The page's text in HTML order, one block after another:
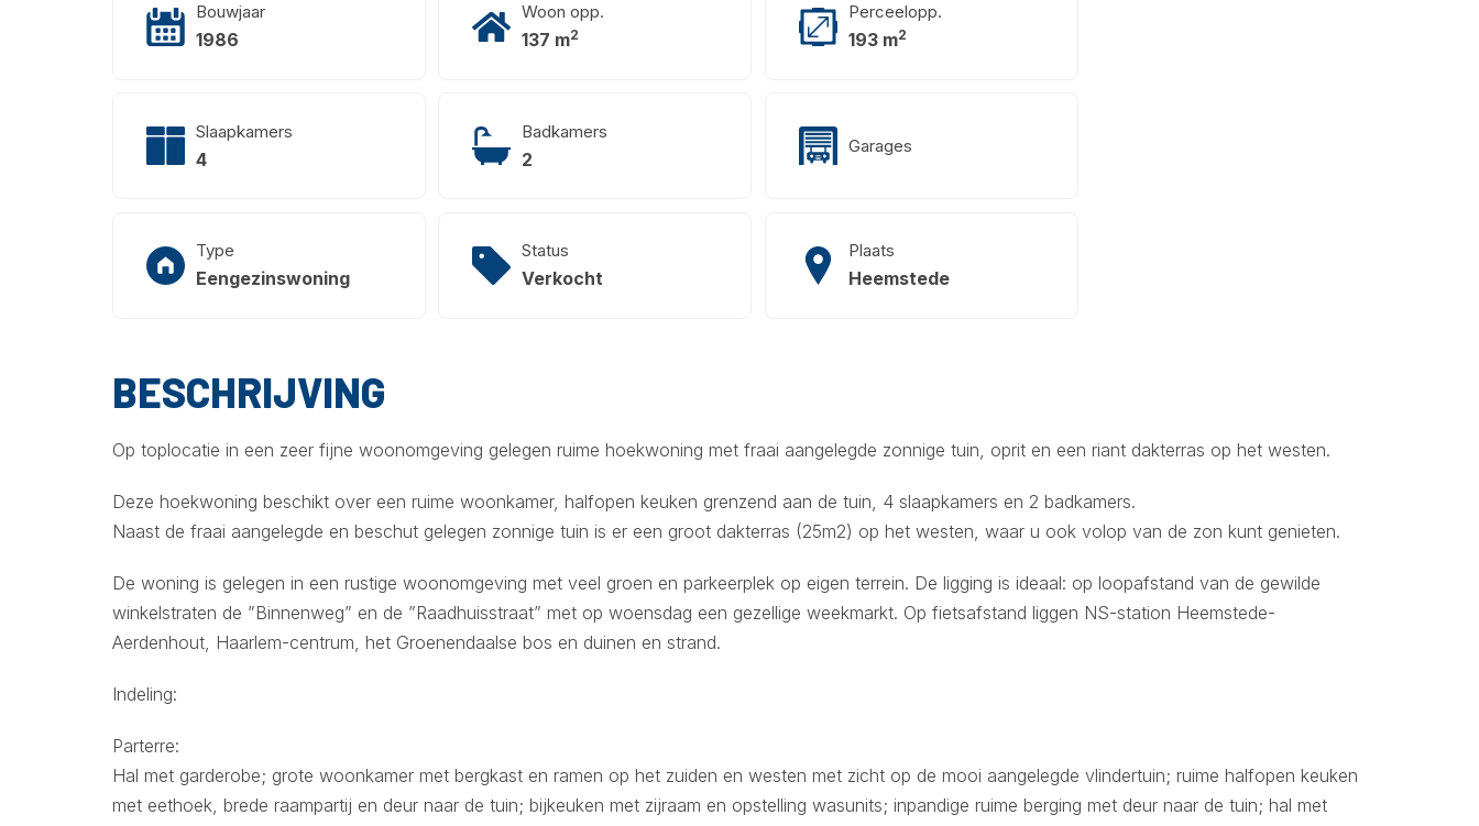
Bouwjaar
1986
Woon opp.
137 m2
Perceelopp.
193 m2
Slaapkamers
4
Badkamers
2
Garages
Type
Eengezinswoning
Status
Verkocht
Plaats
Heemstede
BESCHRIJVING
Op toplocatie in een zeer fijne woonomgeving gelegen ruime hoekwoning met fraai aangelegde zonnige tuin, oprit en een riant dakterras op het westen.
Deze hoekwoning beschikt over een ruime woonkamer, halfopen keuken grenzend aan de tuin, 4 slaapkamers en 2 badkamers.
Naast de fraai aangelegde en beschut gelegen zonnige tuin is er een groot dakterras (25m2) op het westen, waar u ook volop van de zon kunt genieten.
De woning is gelegen in een rustige woonomgeving met veel groen en parkeerplek op eigen terrein. De ligging is ideaal: op loopafstand van de gewilde
winkelstraten de ”Binnenweg” en de ”Raadhuisstraat” met op woensdag een gezellige weekmarkt. Op fietsafstand liggen NS-station Heemstede-
Aerdenhout, Haarlem-centrum, het Groenendaalse bos en duinen en strand.
Indeling:
Parterre:
Hal met garderobe; grote woonkamer met bergkast en ramen op het zuiden en westen met zicht op de mooi aangelegde vlindertuin; ruime halfopen keuken
met eethoek, brede raampartij en deur naar de tuin; bijkeuken met zijraam en opstelling wasunits; inpandige ruime berging met deur naar de tuin; hal met